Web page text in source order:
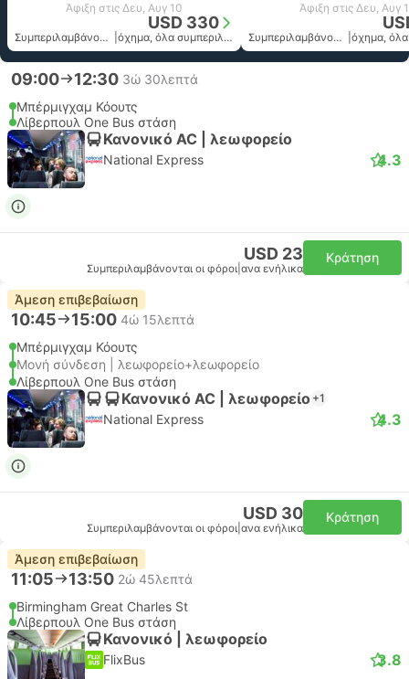
Άφιξη στις Δευ, Αυγ 10
USD 330
Συμπεριλαμβάνονται οι φόροι | όχημα, όλα συμπεριλαμβανομένου
Άφιξη στις Δευ, Αυγ
Συμπεριλαμβάνονται οι φόροι |
09:00 12:30 3ώ 30λεπτά
Μπέρμιγχαμ Κόουτς
Λίβερπουλ One Bus στάση
Κανονικό AC | λεωφορείο
National Express 4.3
USD 23
Συμπεριλαμβάνονται οι φόροι ανα ενήλικα
Κράτηση
Άμεση επιβεβαίωση
10:45 15:00 4ώ 15λεπτά
Μπέρμιγχαμ Κόουτς
Μονή σύνδεση | λεωφορείο+λεωφορείο
Λίβερπουλ One Bus στάση
Κανονικό AC | λεωφορείο +1
National Express 4.3
USD 30
Συμπεριλαμβάνονται οι φόροι ανα ενήλικα
Κράτηση
Άμεση επιβεβαίωση
11:05 13:50 2ώ 45λεπτά
Birmingham Great Charles St
Λίβερπουλ One Bus στάση
Κανονικό | λεωφορείο
FlixBus 3.8